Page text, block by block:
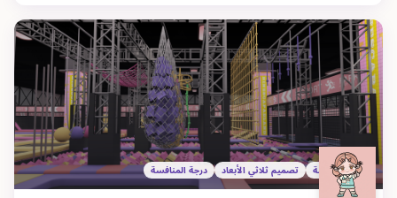
50+ نوع عقبة تصميم ثلاثي الأبعاد درجة المنافسة